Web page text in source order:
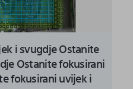
i svugdje Ostanite
Ostanite fokusirani
fokusirani uvijek i